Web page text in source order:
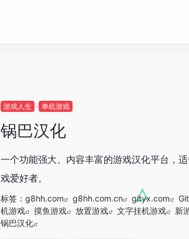
游戏人生 单机游戏
锅巴汉化
一个功能强大、内容丰富的游戏汉化平台，
戏爱好者。
标签： g8hh.com g8hh.com.cn gityx.com
机游戏
摸鱼游戏 放置游戏 文字挂机游戏 新
锅巴汉化